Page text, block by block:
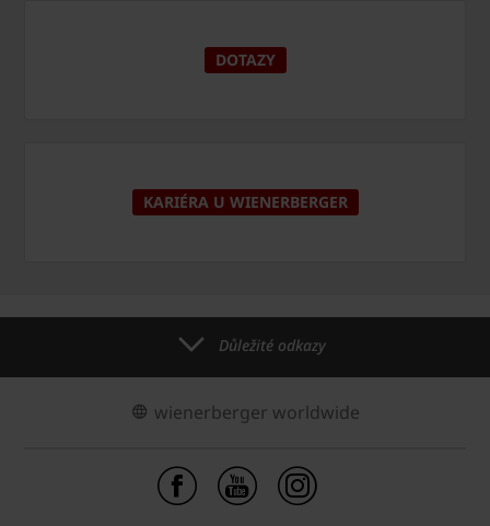
DOTAZY
KARIÉRA U WIENERBERGER
Důležité odkazy
wienerberger worldwide